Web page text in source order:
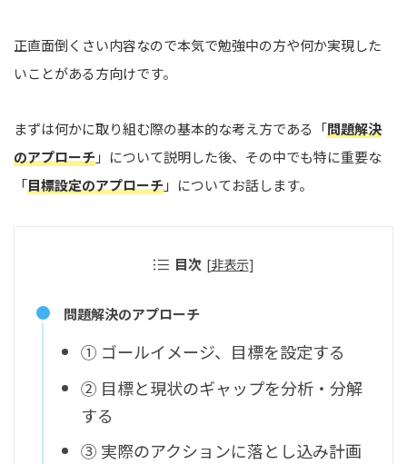
正直面倒くさい内容なので本気で勉強中の方や何か実現した
いことがある方向けです。
まずは何かに取り組む際の基本的な考え方である「問題解決
のアプローチ」について説明した後、その中でも特に重要な
「目標設定のアプローチ」についてお話します。
目次 [非表示]
問題解決のアプローチ
① ゴールイメージ、目標を設定する
② 目標と現状のギャップを分析・分解
する
③ 実際のアクションに落とし込み計画